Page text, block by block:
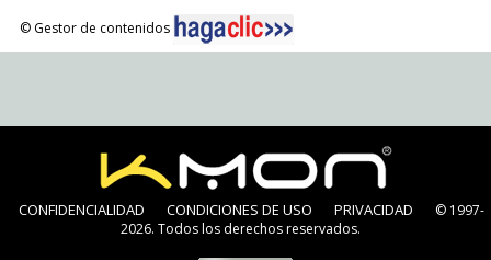
© Gestor de contenidos
CONFIDENCIALIDAD CONDICIONES DE USO PRIVACIDAD
© 1997-
2026. Todos los derechos reservados.